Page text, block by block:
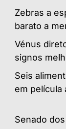
Zebras a
barato a
Vénus
signos
Seis
em película
Senado